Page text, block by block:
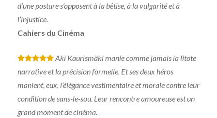
d’une posture s’opposent à la bêtise, à la vulgarité et à
l’injustice.
Cahiers du Cinéma
* * * * *Aki Kaurismäki manie comme jamais la litote
narrative et la précision formelle. Et ses deux héros
manient, eux, l’élégance vestimentaire et morale contre leur
condition de sans-le-sou. Leur rencontre amoureuse est un
grand moment de cinéma.